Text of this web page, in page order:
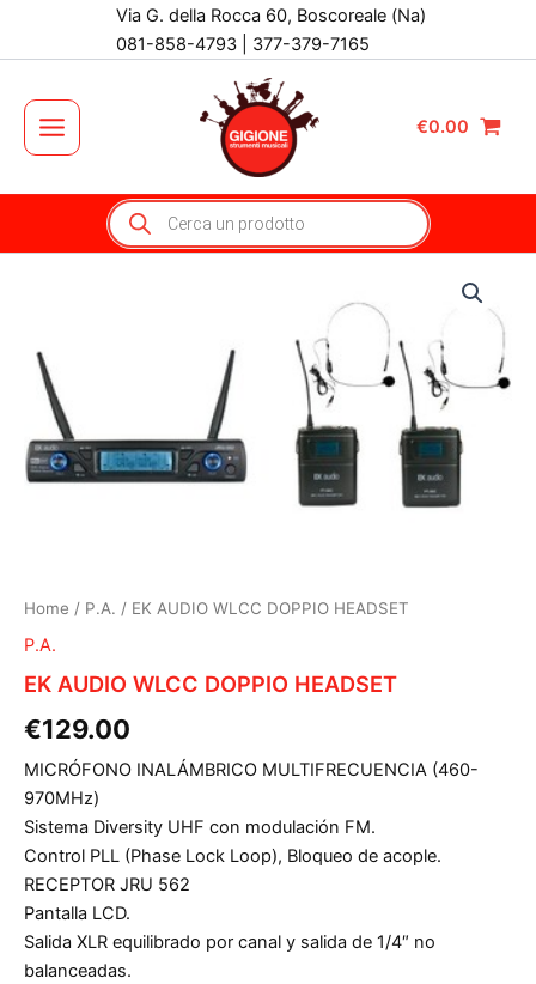
Via G. della Rocca 60, Boscoreale (Na)
081-858-4793 | 377-379-7165
Main
Menu
€0.00
Products
search
Home / P.A. / EK AUDIO WLCC DOPPIO HEADSET
P.A.
EK AUDIO WLCC DOPPIO HEADSET
€129.00
MICRÓFONO INALÁMBRICO MULTIFRECUENCIA (460-
970MHz)
Sistema Diversity UHF con modulación FM.
Control PLL (Phase Lock Loop), Bloqueo de acople.
RECEPTOR JRU 562
Pantalla LCD.
Salida XLR equilibrado por canal y salida de 1/4″ no
balanceadas.